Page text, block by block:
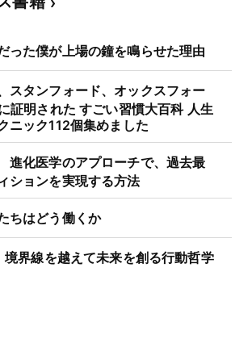
った僕が上場の鐘を鳴らせた理由
スタンフォード、オックスフォー
証明された すごい習慣大百科 人生
ニック112個集めました
化医学のアプローチで、過去最
ションを実現する方法
ちはどう働くか
境界線を越えて未来を創る行動哲学